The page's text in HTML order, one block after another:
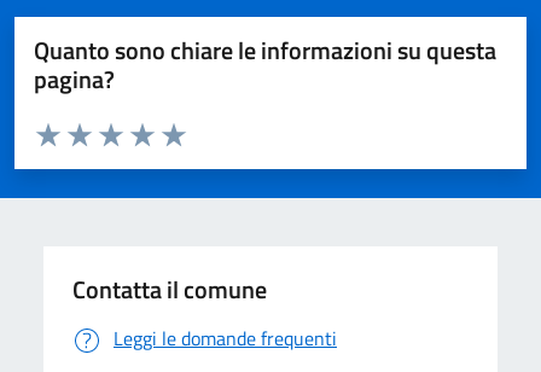
Quanto sono chiare le informazioni su questa
pagina?
Domanda
Valuta da 1 a 5 stelle la pagina
Valuta 5 stelle su 5
Valuta 4 stelle su 5
Valuta 3 stelle su 5
Valuta 2 stelle su 5
Valuta 1 stelle su 5
Contatta il comune
Leggi le domande frequenti